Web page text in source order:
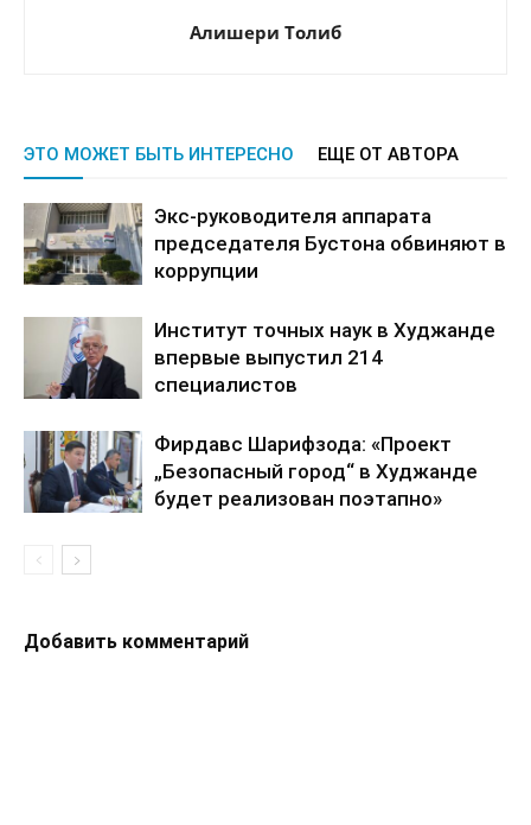
Алишери Толиб
ЭТО МОЖЕТ БЫТЬ ИНТЕРЕСНО ЕЩЕ ОТ АВТОРА
Экс-руководителя аппарата
председателя Бустона обвиняют в
коррупции
Институт точных наук в Худжанде
впервые выпустил 214
специалистов
Фирдавс Шарифзода: «Проект
„Безопасный город“ в Худжанде
будет реализован поэтапно»
Добавить комментарий